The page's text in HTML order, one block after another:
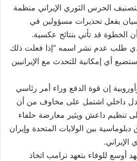
الحرس الثوري الإيراني منظمة
بفعل تحذيرات مسؤولين في
الخطوة قد تأتي بنتائج عكسية.
طلب عدم نشر اسمه "إذا فعلت ذلك
أي إمكانية للتحدث مع الإيرانيين
إن قوة الدفع وراء أمر رئاسي
داخلي اشتمل على مخاوف من أن
تنظيم داعش ويثير معارضة حلفاء
بين الولايات المتحدة وإيران
الإيراني.
أوسع للوفاء بتعهد ترامب اتخاذ